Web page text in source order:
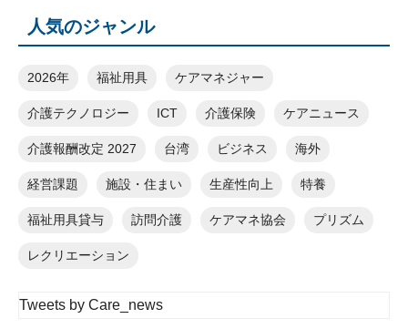
人気のジャンル
2026年 福祉用具 ケアマネジャー
介護テクノロジー ICT 介護保険 ケアニュース
介護報酬改定 2027 台湾 ビジネス 海外
経営課題 施設・住まい 生産性向上 特養
福祉用具貸与 訪問介護 ケアマネ協会 プリズム
レクリエーション
Tweets by Care_news